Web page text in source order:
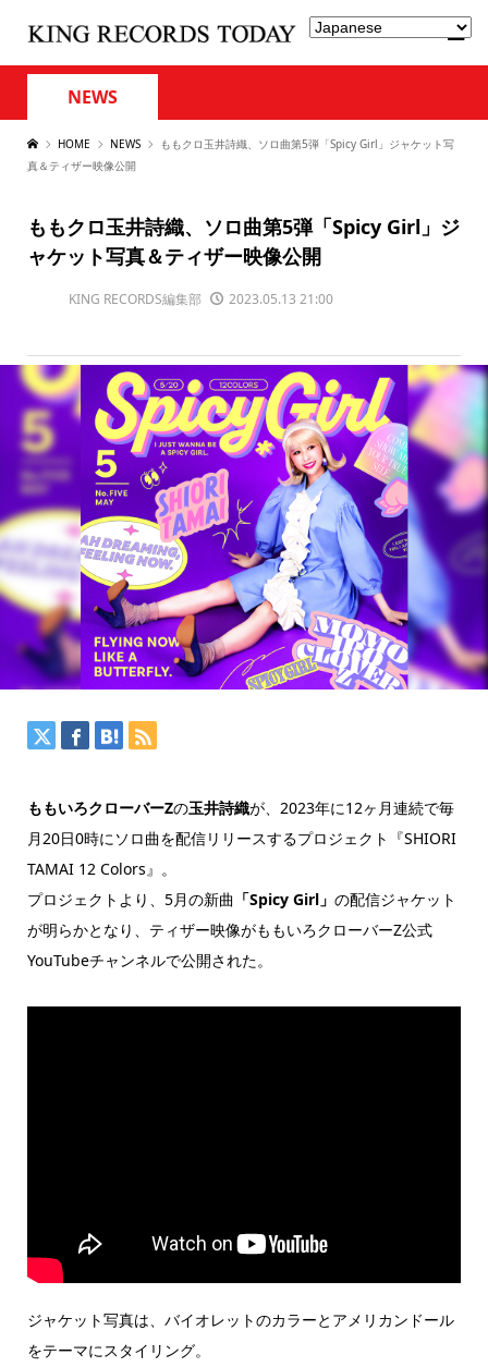
NEWS
HOME NEWS
ももクロ玉井詩織、ソロ曲第5弾「Spicy Girl」ジャケット写
真＆ティザー映像公開
ももクロ玉井詩織、ソロ曲第5弾「Spicy Girl」ジ
ャケット写真＆ティザー映像公開
KING RECORDS編集部 2023.05.13 21:00
ももいろクローバーZの玉井詩織が、2023年に12ヶ月連続で毎
月20日0時にソロ曲を配信リリースするプロジェクト『SHIORI
TAMAI 12 Colors』。
プロジェクトより、5月の新曲 「Spicy Girl」 の配信ジャケット
が明らかとなり、ティザー映像がももいろクローバーZ公式
YouTubeチャンネルで公開された。
ジャケット写真は、バイオレットのカラーとアメリカンドール
をテーマにスタイリング。